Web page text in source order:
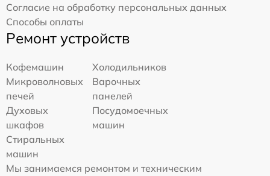
Согласие на обработку персональных данных
Способы оплаты
Ремонт устройств
Кофемашин
Холодильников
Микроволновых
печей
Варочных
панелей
Духовых
шкафов
Посудомоечных
машин
Стиральных
машин
Мы занимаемся ремонтом и техническим